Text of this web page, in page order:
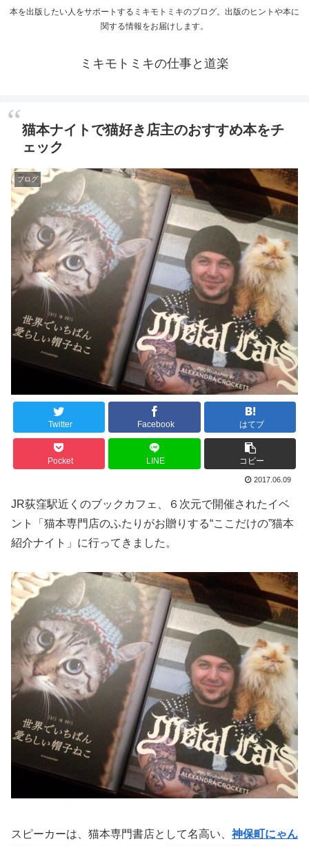
本を出版したい人をサポートするミキモトミキのブログ。出版のヒントや本に
関する情報をお届けします。
ミキモトミキの仕事と道楽
猫本ナイトで猫好き店主のおすすめ本をチ
ェック
ブログ
Twitter Facebook はてブ
Pocket LINE コピー
2017.06.09
JR荻窪駅近くのブックカフェ、６次元で開催されたイベ
ント「猫本専門店のふたりがお贈りする“ここだけの”猫本
紹介ナイト」に行ってきました。
スピーカーは、猫本専門書店として名高い、 神保町にゃん